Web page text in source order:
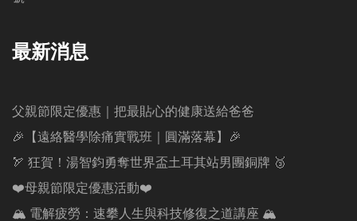
最新消息
父親節限定優惠｜把最貼心的健康送給爸爸
🎉【遠絡醫學除痛實戰班｜圓滿落幕】🎉
🏹 狂賀！湯智鈞勇奪世界盃土耳其站男團銅牌 🥉
❤️母親節限定優惠活動❤️
🏔️ 電解疲勞：速攀人生與科技修復之道講座 🏔️